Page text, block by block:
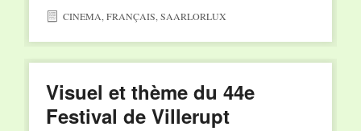
CINEMA FRANÇAIS SAARLORLUX
Visuel et thème du 44e
Festival de Villerupt